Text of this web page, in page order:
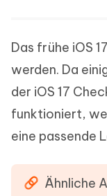
Das frühe iOS
werden. Da
der iOS 17
funktioniert,
eine passende
Ähnliche